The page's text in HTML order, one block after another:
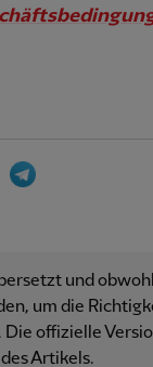
und
um die
offizielle
Artikels.